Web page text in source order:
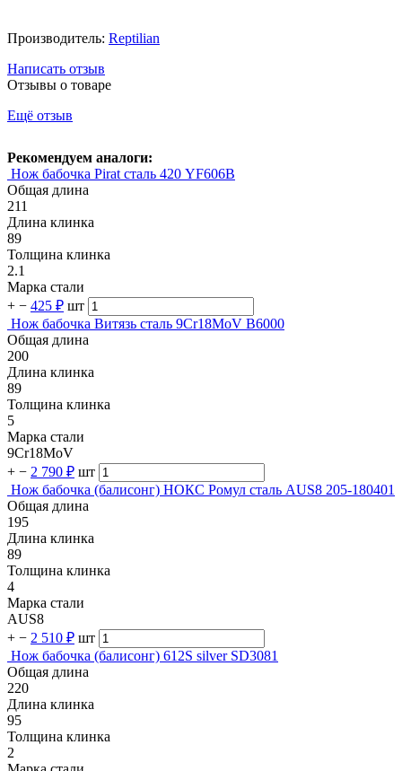
Производитель: Reptilian
Написать отзыв
Отзывы о товаре
Ещё отзыв
Рекомендуем аналоги:
Нож бабочка Pirat сталь 420 YF606B
Общая длина
211
Длина клинка
89
Толщина клинка
2.1
Марка стали
+ − 425 ₽ шт
Нож бабочка Витязь сталь 9Cr18MoV B6000
Общая длина
200
Длина клинка
89
Толщина клинка
5
Марка стали
9Cr18MoV
+ − 2 790 ₽ шт
Нож бабочка (балисонг) НОКС Ромул сталь AUS8 205-180401
Общая длина
195
Длина клинка
89
Толщина клинка
4
Марка стали
AUS8
+ − 2 510 ₽ шт
Нож бабочка (балисонг) 612S silver SD3081
Общая длина
220
Длина клинка
95
Толщина клинка
2